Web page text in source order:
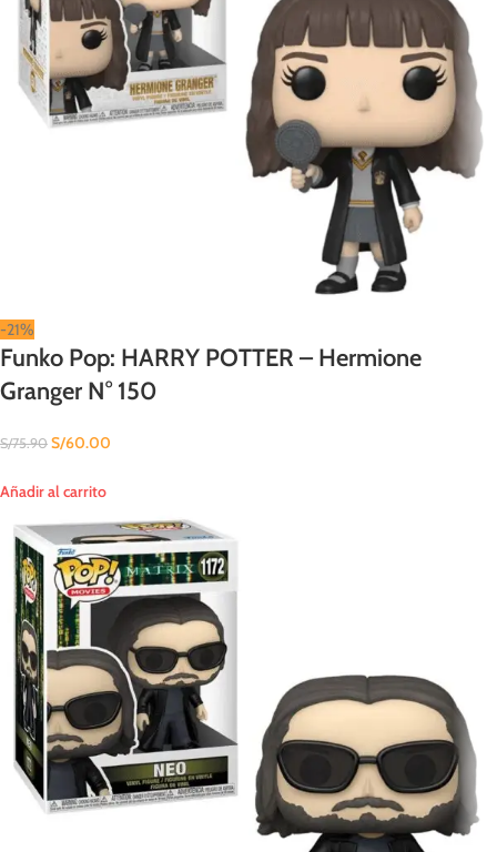
-21%
Funko Pop: HARRY POTTER – Hermione
Granger N° 150
S/75.90 S/60.00
Añadir al carrito